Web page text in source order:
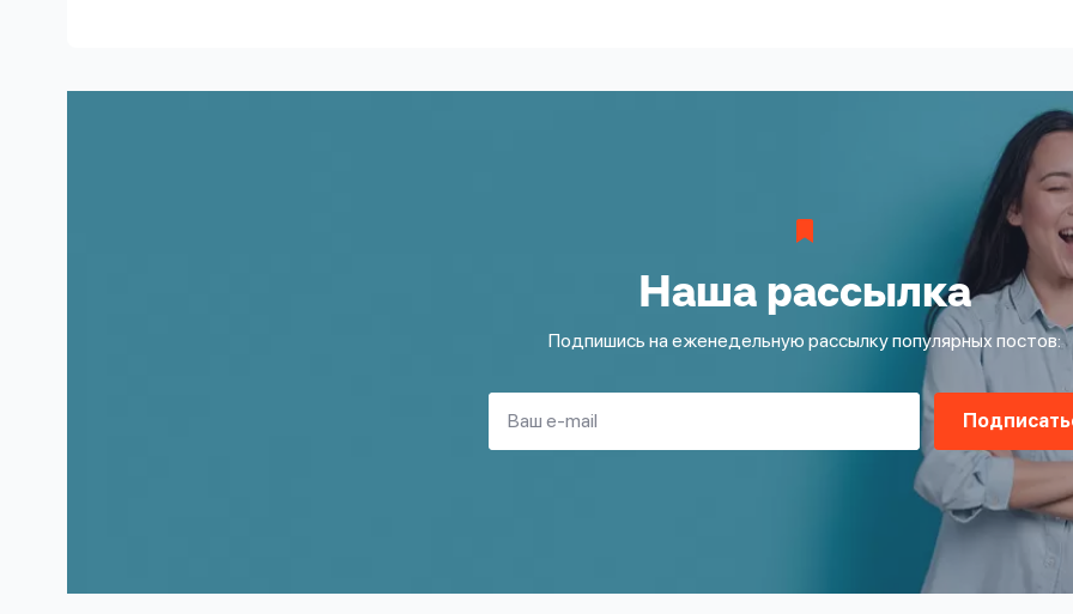
Наша рассылка
Подпишись на еженедельную рассылку популярных постов: